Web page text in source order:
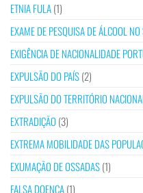
ETNIA FULA(1)
EXAME DE PESQUISA DE ÁLCOOL
EXIGÊNCIA DE NACIONALIDADE
EXPULSÃO DO PAÍS(2)
EXPULSÃO DO TERRITÓRIO
EXTRADIÇÃO (3)
EXTREMA MOBILIDADE DAS
EXUMAÇÃO DE OSSADAS(1)
FALSA DOENÇA(1)